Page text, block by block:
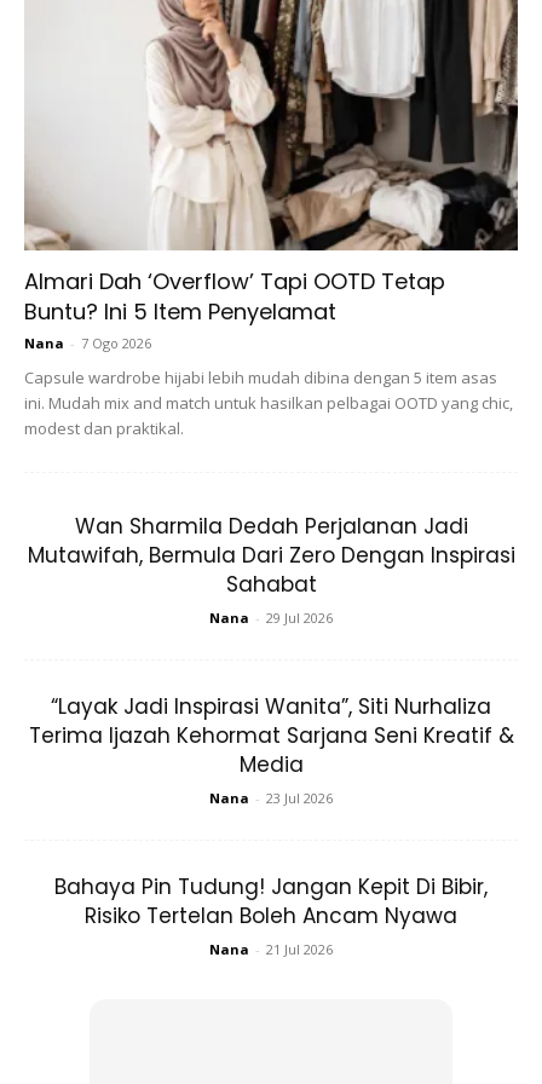
“SHEIN tidak pernah mengecewakan saya dengan
pelbagai pilihan pakaian yang boleh saya suai dan padan
mengikut gaya tersendiri! Saya berharap koleksi eksklusif ini
bakal menambahkan warna serta karakter buat gerobok
pakaian anda seperti yang dihadirkan buat saya!” kata
Iman.
Ads
Almari Dah ‘Overflow’ Tapi OOTD Tetap
Buntu? Ini 5 Item Penyelamat
Nana - 7 Ogo 2026
Capsule wardrobe hijabi lebih mudah dibina dengan 5 item asas
ini. Mudah mix and match untuk hasilkan pelbagai OOTD yang chic,
modest dan praktikal.
Wan Sharmila Dedah Perjalanan Jadi
Mutawifah, Bermula Dari Zero Dengan Inspirasi
Sahabat
Nana - 29 Jul 2026
“Layak Jadi Inspirasi Wanita”, Siti Nurhaliza
Terima Ijazah Kehormat Sarjana Seni Kreatif &
Media
Nana - 23 Jul 2026
Bahaya Pin Tudung! Jangan Kepit Di Bibir,
Risiko Tertelan Boleh Ancam Nyawa
Nana - 21 Jul 2026